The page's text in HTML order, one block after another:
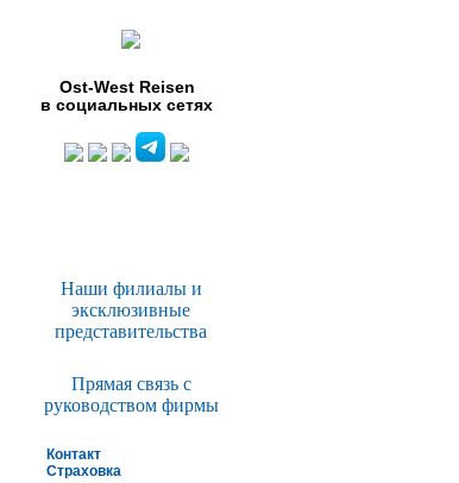
Ost-West Reisen
в социальных сетях
Наши филиалы и
эксклюзивные
представительства
Прямая связь с
руководством фирмы
Контакт
Страховка